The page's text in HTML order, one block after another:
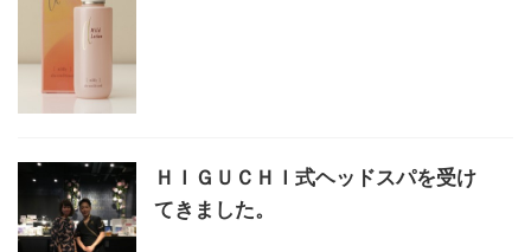
ＨＩＧＵＣＨＩ式ヘッドスパを受け
てきました。